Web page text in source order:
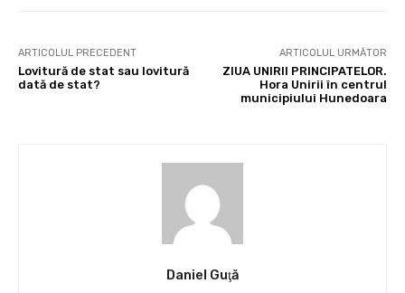
ARTICOLUL PRECEDENT
Lovitură de stat sau lovitură
dată de stat?
ARTICOLUL URMĂTOR
ZIUA UNIRII PRINCIPATELOR.
Hora Unirii în centrul
municipiului Hunedoara
Daniel Guţă